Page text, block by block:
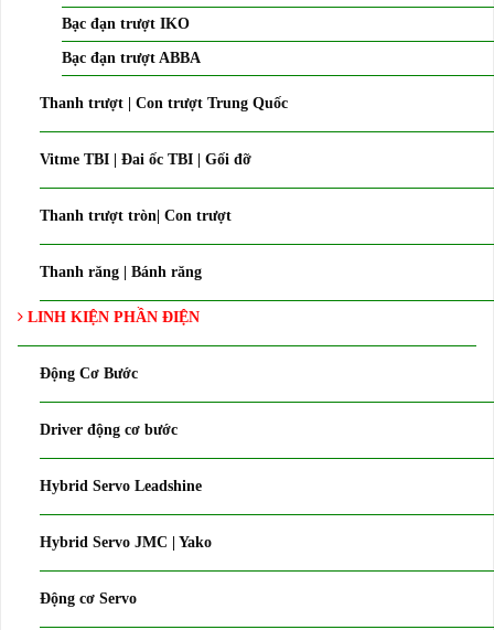
Bạc đạn trượt IKO
Bạc đạn trượt ABBA
Thanh trượt | Con trượt Trung Quốc
Vitme TBI | Đai ốc TBI | Gối đỡ
Thanh trượt tròn| Con trượt
Thanh răng | Bánh răng
LINH KIỆN PHẦN ĐIỆN
Động Cơ Bước
Driver động cơ bước
Hybrid Servo Leadshine
Hybrid Servo JMC | Yako
Động cơ Servo